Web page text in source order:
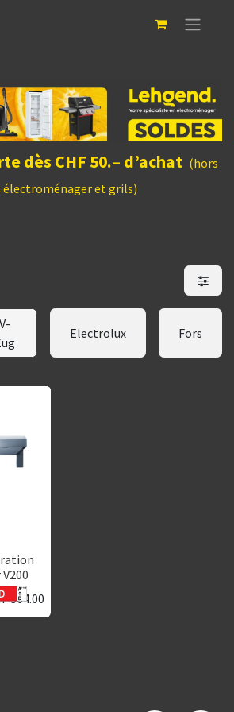
dès CHF 50.– d’achat (hors
électroménager et grils)
V-
Electrolux Fors
364.00